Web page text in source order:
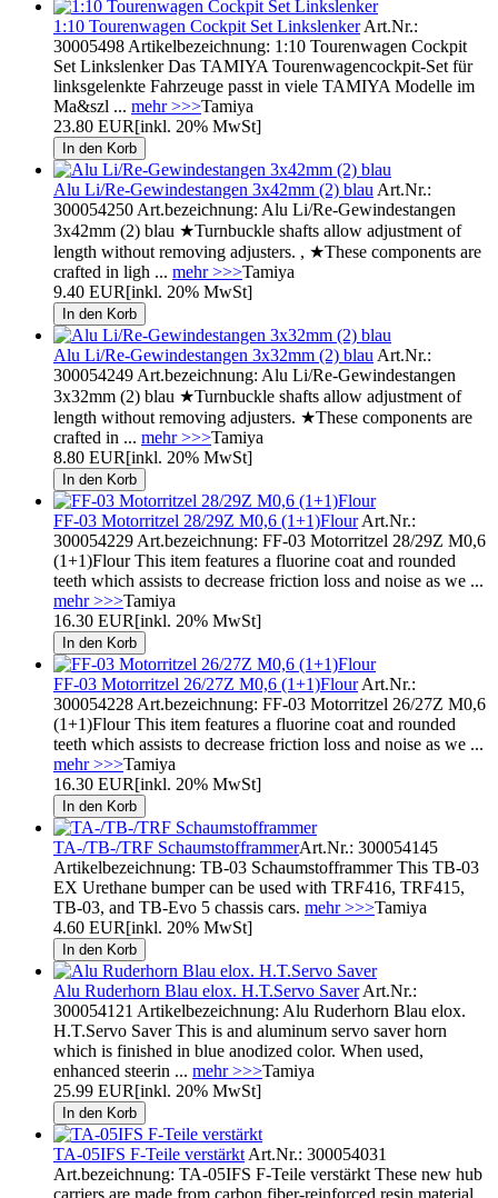
1:10 Tourenwagen Cockpit Set LinkslenkerArt.Nr.:
30005498 Artikelbezeichnung: 1:10 Tourenwagen Cockpit
Set Linkslenker Das TAMIYA Tourenwagencockpit-Set für
linksgelenkte Fahrzeuge passt in viele TAMIYA Modelle im
Ma&szl ... mehr >>>Tamiya
23.80 EUR[inkl. 20% MwSt]
Alu Li/Re-Gewindestangen 3x42mm (2) blau Art.Nr.:
300054250 Art.bezeichnung: Alu Li/Re-Gewindestangen
3x42mm (2) blau ★Turnbuckle shafts allow adjustment of
length without removing adjusters. , ★These components are
crafted in ligh ... mehr >>>Tamiya
9.40 EUR[inkl. 20% MwSt]
Alu Li/Re-Gewindestangen 3x32mm (2) blau Art.Nr.:
300054249 Art.bezeichnung: Alu Li/Re-Gewindestangen
3x32mm (2) blau ★Turnbuckle shafts allow adjustment of
length without removing adjusters. ★These components are
crafted in ... mehr >>>Tamiya
8.80 EUR[inkl. 20% MwSt]
FF-03 Motorritzel 28/29Z M0,6 (1+1)FlourArt.Nr.:
300054229 Art.bezeichnung: FF-03 Motorritzel 28/29Z M0,6
(1+1)Flour This item features a fluorine coat and rounded
teeth which assists to decrease friction loss and noise as we ...
mehr >>>Tamiya
16.30 EUR[inkl. 20% MwSt]
FF-03 Motorritzel 26/27Z M0,6 (1+1)FlourArt.Nr.:
300054228 Art.bezeichnung: FF-03 Motorritzel 26/27Z M0,6
(1+1)Flour This item features a fluorine coat and rounded
teeth which assists to decrease friction loss and noise as we ...
mehr >>>Tamiya
16.30 EUR[inkl. 20% MwSt]
TA-/TB-/TRF SchaumstofframmerArt.Nr.: 300054145
Artikelbezeichnung: TB-03 Schaumstofframmer This TB-03
EX Urethane bumper can be used with TRF416, TRF415,
TB-03, and TB-Evo 5 chassis cars. mehr >>>Tamiya
4.60 EUR[inkl. 20% MwSt]
Alu Ruderhorn Blau elox. H.T.Servo SaverArt.Nr.:
300054121 Artikelbezeichnung: Alu Ruderhorn Blau elox.
H.T.Servo Saver This is and aluminum servo saver horn
which is finished in blue anodized color. When used,
enhanced steerin ... mehr >>>Tamiya
25.99 EUR[inkl. 20% MwSt]
TA-05IFS F-Teile verstärkt Art.Nr.: 300054031
Art.bezeichnung: TA-05IFS F-Teile verstärkt These new hub
carriers are made from carbon fiber-reinforced resin material